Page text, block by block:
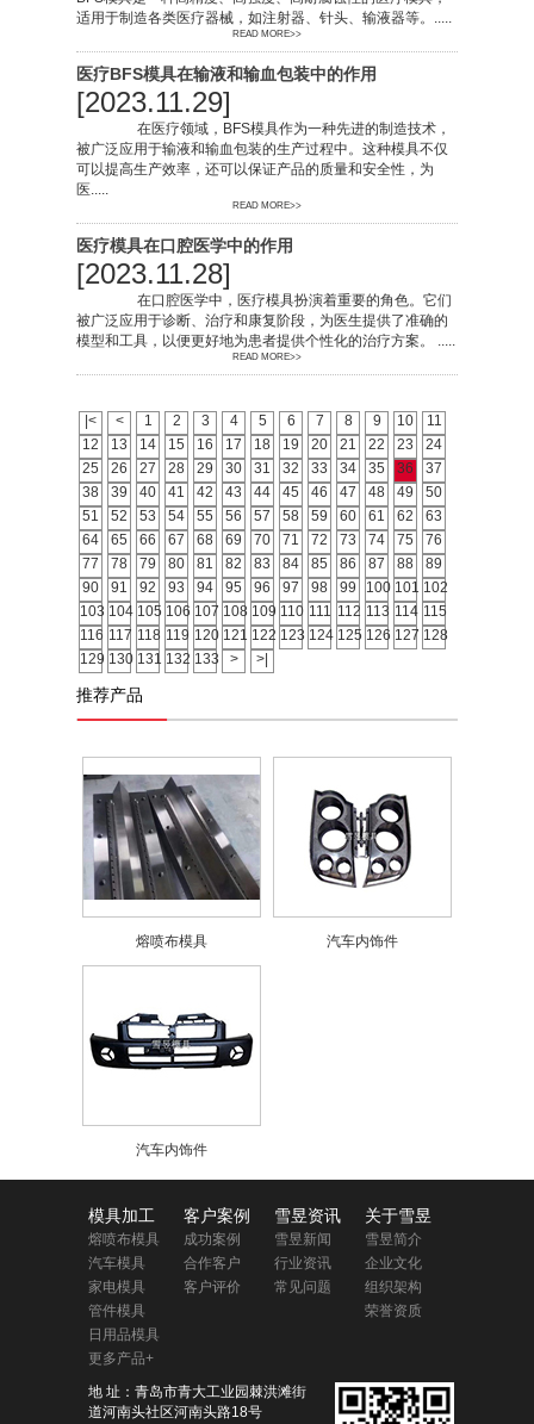
适用于制造各类医疗器械，如注射器、针头、输液器等。.....
READ MORE>>
医疗BFS模具在输液和输血包装中的作用
[2023.11.29]
在医疗领域，BFS模具作为一种先进的制造技术，
被广泛应用于输液和输血包装的生产过程中。这种模具不仅
可以提高生产效率，还可以保证产品的质量和安全性，为
医.....
READ MORE>>
医疗模具在口腔医学中的作用
[2023.11.28]
在口腔医学中，医疗模具扮演着重要的角色。它们
被广泛应用于诊断、治疗和康复阶段，为医生提供了准确的
模型和工具，以便更好地为患者提供个性化的治疗方案。 .....
READ MORE>>
|< < 1 2 3 4 5 6 7 8 9 10
11
12
13 14 15 16 17 18 19 20 21 22 23
24
25
26 27 28 29 30 31 32 33 34 35 36
37
38
39 40 41 42 43 44 45 46 47 48 49
50
51
52 53 54 55 56 57 58 59 60 61 62
63
64
65 66 67 68 69 70 71 72 73 74 75
76
77
78 79 80 81 82 83 84 85 86 87 88
89
90
91 92 93 94 95 96 97 98 99 100 101 102
103 104 105 106 107 108 109 110 111 112 113 114 115
116 117 118 119 120 121 122 123 124 125 126 127 128
129 130 131 132 133 > >|
推荐产品
熔喷布模具 汽车内饰件
汽车内饰件
模具加工
熔喷布模具
汽车模具
家电模具
管件模具
日用品模具
更多产品+
客户案例
成功案例
合作客户
客户评价
雪昱资讯
雪昱新闻
行业资讯
常见问题
关于雪昱
雪昱简介
企业文化
组织架构
荣誉资质
地 址：青岛市青大工业园棘洪滩街
道河南头社区河南头路18号